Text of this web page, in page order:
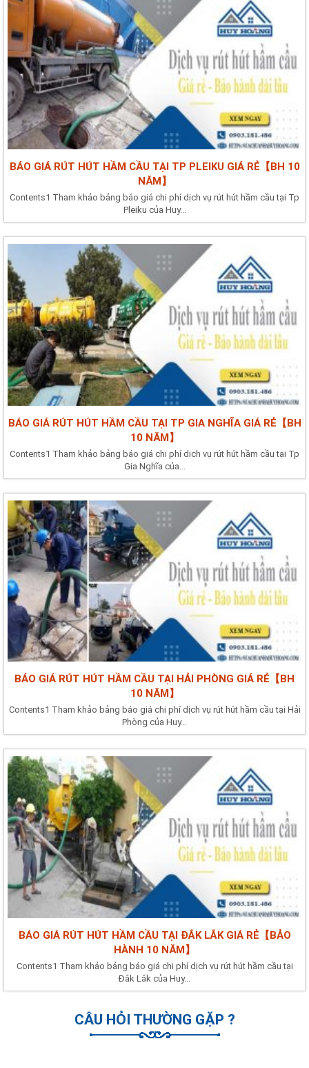
BÁO GIÁ RÚT HÚT HẦM CẦU TẠI TP PLEIKU GIÁ RẺ【BH 10
NĂM】
Contents1 Tham khảo bảng báo giá chi phí dịch vụ rút hút hầm cầu tại Tp
Pleiku của Huy...
BÁO GIÁ RÚT HÚT HẦM CẦU TẠI TP GIA NGHĨA GIÁ RẺ【BH
10 NĂM】
Contents1 Tham khảo bảng báo giá chi phí dịch vụ rút hút hầm cầu tại Tp
Gia Nghĩa của...
BÁO GIÁ RÚT HÚT HẦM CẦU TẠI HẢI PHÒNG GIÁ RẺ【BH
10 NĂM】
Contents1 Tham khảo bảng báo giá chi phí dịch vụ rút hút hầm cầu tại Hải
Phòng của Huy...
BÁO GIÁ RÚT HÚT HẦM CẦU TẠI ĐẮK LẮK GIÁ RẺ【BẢO
HÀNH 10 NĂM】
Contents1 Tham khảo bảng báo giá chi phí dịch vụ rút hút hầm cầu tại
Đắk Lắk của Huy...
CÂU HỎI THƯỜNG GẶP ?